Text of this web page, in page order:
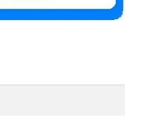
去 失敗続きで計画
放出トンネル工事